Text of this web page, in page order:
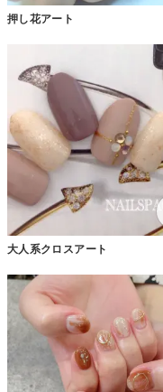
押し花アート
大人系クロスアート